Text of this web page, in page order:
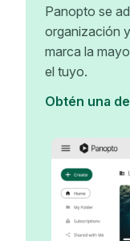
Panopto se
organización
marca la
el tuyo.
Obtén una